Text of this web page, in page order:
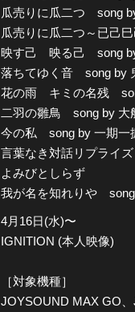
瓜売りに瓜二つ song
瓜売りに瓜二つ～已己
映す己 映る己 song
落ちてゆく音 song by
花の雨 キミの名残
二羽の雛鳥 song by 大
今の私 song by 一期一
言葉なき対話リプライ
よみびとしらず
我が名を知れりや
4月16日(水)〜
IGNITION (本人映像)
［対象機種］
JOYSOUND MAX GO